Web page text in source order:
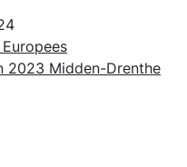
2023 Midden-Drenthe